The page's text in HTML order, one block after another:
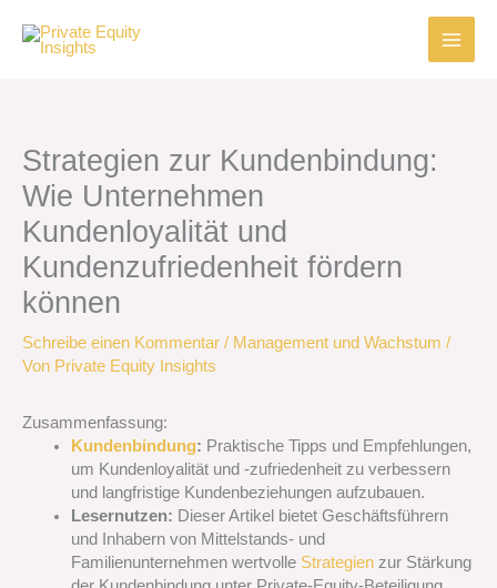
Inhalt
springen
Strategien zur Kundenbindung:
Wie Unternehmen
Kundenloyalität und
Kundenzufriedenheit fördern
können
Schreibe einen Kommentar / Management und Wachstum /
Von Private Equity Insights
Zusammenfassung:
Kundenbindung: Praktische Tipps und Empfehlungen,
um Kundenloyalität und -zufriedenheit zu verbessern
und langfristige Kundenbeziehungen aufzubauen.
Lesernutzen: Dieser Artikel bietet Geschäftsführern
und Inhabern von Mittelstands- und
Familienunternehmen wertvolle Strategienzur Stärkung